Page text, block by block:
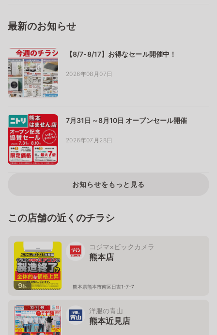
最新のお知らせ
【8/7-8/17】お得なセール開催中！
2026年08月07日
7月31日～8月10日 オープンセール開催
2026年07月28日
お知らせをもっと見る
この店舗の近くのチラシ
9枚
コジマ×ビックカメラ
熊本店
熊本県熊本市南区日吉1-7-7
洋服の青山
熊本近見店